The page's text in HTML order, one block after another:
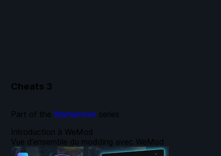
Cheats 3
Introduction à WeMod
Vue d’ensemble du modding avec WeMod
Part of the Warhammer series